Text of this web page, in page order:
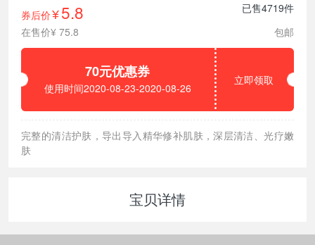
券后价¥ 5.8
已售4719件
在售价¥ 75.8
包邮
70元优惠券
使用时间2020-08-23-2020-08-26
立即领取
完整的清洁护肤，导出导入精华修补肌肤，深层清洁、光疗嫩
肤
宝贝详情